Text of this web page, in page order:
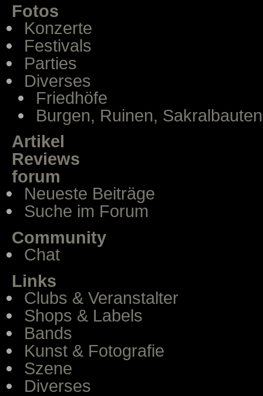
Fotos
Konzerte
Festivals
Parties
Diverses
Friedhöfe
Burgen, Ruinen, Sakralbauten
Artikel
Reviews
forum
Neueste Beiträge
Suche im Forum
Community
Chat
Links
Clubs & Veranstalter
Shops & Labels
Bands
Kunst & Fotografie
Szene
Diverses